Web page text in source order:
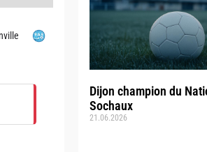
Dijon champion du
Sochaux
21.06.2026